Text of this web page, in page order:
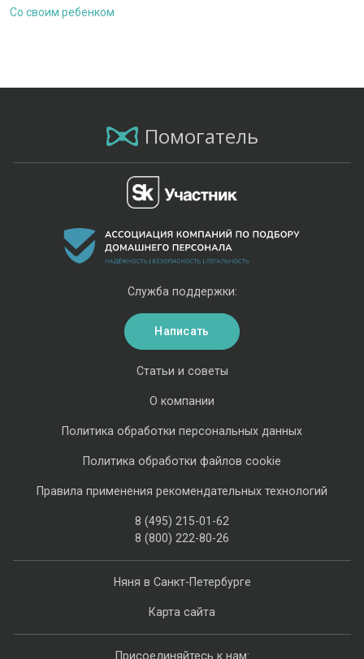
Со своим ребенком
Помогатель
Няня в Санкт-Петербурге
Карта сайта
Статьи и советы
О компании
Политика обработки персональных данных
Политика обработки файлов cookie
Правила применения рекомендательных технологий
8 (495) 215-01-62
8 (800) 222-80-26
Служба поддержки:
Написать
Присоединяйтесь к нам: